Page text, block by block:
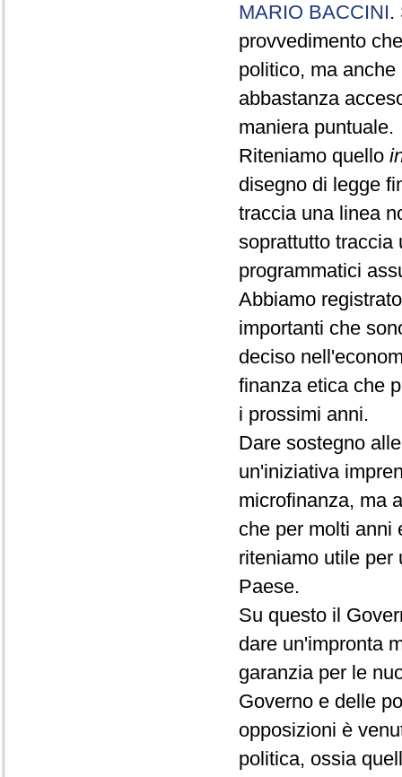
MARIO BACCINI.
provvedimento
politico, ma
abbastanza
maniera puntuale.
Riteniamo quello
disegno di legge
traccia una linea
soprattutto traccia
programmatici
Abbiamo
importanti che
deciso
finanza etica che
i prossimi anni.
Dare sostegno
un'iniziativa
microfinanza, ma
che per molti anni
riteniamo utile per
Paese.
Su questo il
dare un'impronta
garanzia per le
Governo e delle
opposizioni è
politica, ossia